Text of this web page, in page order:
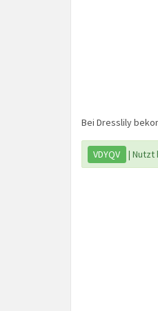
Bei Dresslily
VDYQV | Nutzt